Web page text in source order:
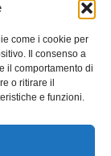
come i cookie per
Il consenso a
il comportamento di
o ritirare il
e funzioni.